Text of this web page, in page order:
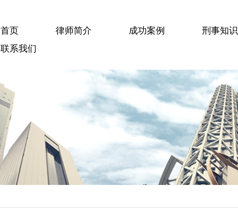
首页 律师简介 成功案例 刑事知识
联系我们